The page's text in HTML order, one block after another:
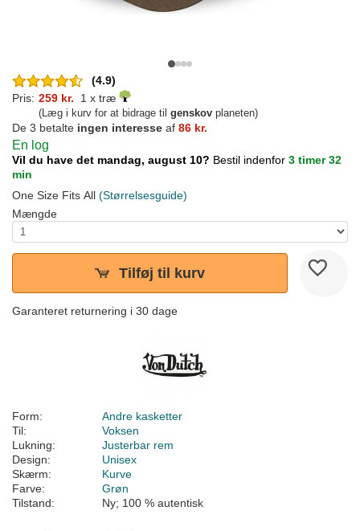
(4.9)
Pris: 259 kr. 1 x træ
(Læg i kurv for at bidrage til genskov planeten)
De 3 betalte ingen interesse af 86 kr.
En log
Vil du have det mandag, august 10? Bestil indenfor 3 timer 32
min
One Size Fits All (Størrelsesguide)
Mængde
Tilføj til kurv
Garanteret returnering i 30 dage
Form:
Andre kasketter
Til:
Voksen
Lukning:
Justerbar rem
Design:
Unisex
Skærm:
Kurve
Farve:
Grøn
Tilstand:
Ny; 100 % autentisk